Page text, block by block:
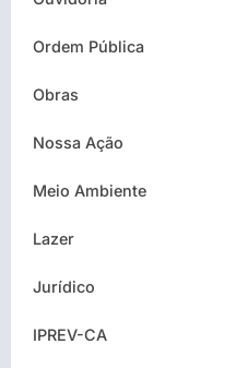
Ordem Pública
Obras
Nossa Ação
Meio Ambiente
Lazer
Jurídico
IPREV-CA